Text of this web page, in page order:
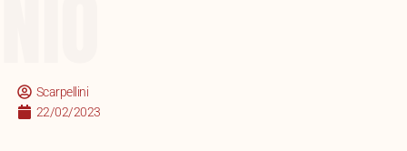
Scarpellini
22/02/2023